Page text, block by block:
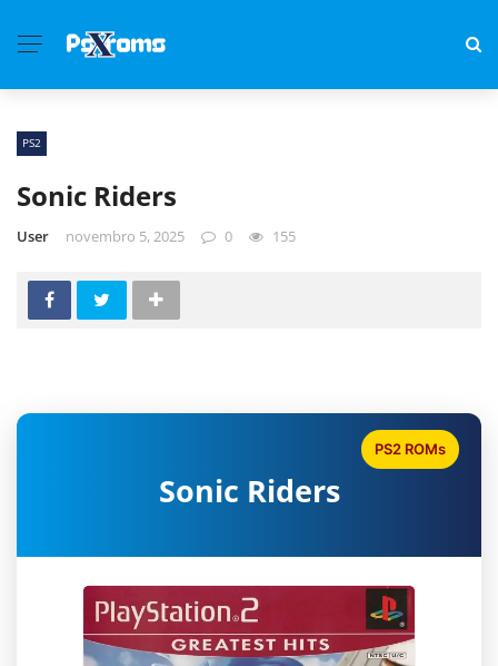
PS2
Sonic Riders
User novembro 5, 2025 0 155
Sonic Riders
PS2 ROMs